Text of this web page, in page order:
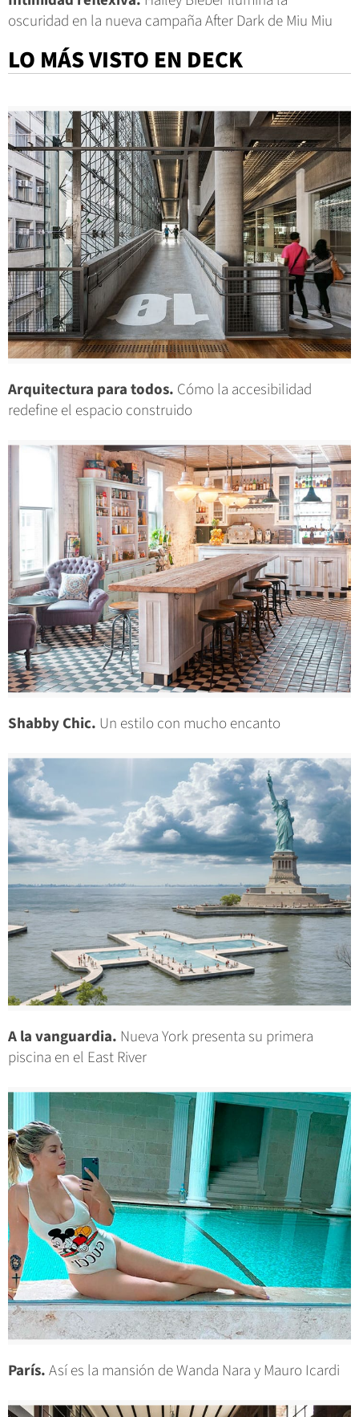
oscuridad en la nueva campaña After Dark de Miu Miu
LO MÁS VISTO EN DECK
Arquitectura para todos. Cómo la accesibilidad
redefine el espacio construido
Shabby Chic. Un estilo con mucho encanto
A la vanguardia. Nueva York presenta su primera
piscina en el East River
París.Así es la mansión de Wanda Nara y Mauro Icardi